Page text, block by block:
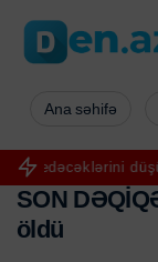
düşündülər” –
Ana səhifə
SON DƏQİQ
öldü